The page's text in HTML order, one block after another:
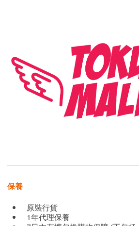
保養
原裝行貨
1年代理保養